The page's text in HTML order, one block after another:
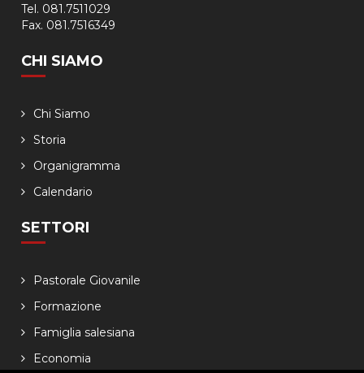
Tel. 081.7511029
Fax. 081.7516349
CHI SIAMO
Chi Siamo
Storia
Organigramma
Calendario
SETTORI
Pastorale Giovanile
Formazione
Famiglia salesiana
Economia